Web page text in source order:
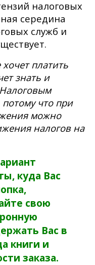
налоговых
середина
служб и
платить
знать и
что при
можно
налогов на
куда Вас
свою
Вас в
книги и
заказа.